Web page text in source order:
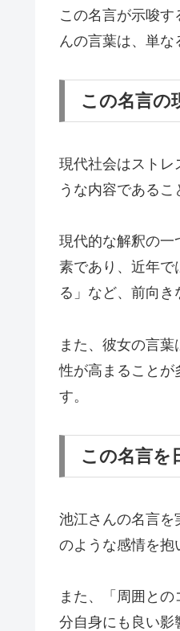
この名言が示唆す
んの言葉は、単な
この名言の
現代社会はストレ
うな内容である
現代的な解釈の一
素であり、近年で
る」など、前向き
また、彼女の言
性が高まることが
す。
この名言を
池江さんの名言を
のような感情を抱
また、「周囲と
分自身にも良い影